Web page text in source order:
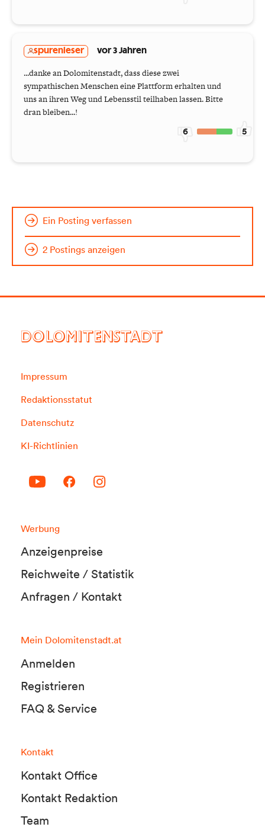
spurenleser vor 3 Jahren
...danke an Dolomitenstadt, dass diese zwei
sympathischen Menschen eine Plattform erhalten und
uns an ihren Weg und Lebensstil teilhaben lassen. Bitte
dran bleiben...!
6 5
Ein Posting verfassen
2 Postings anzeigen
DOLOMITENSTADT
Impressum
Redaktionsstatut
Datenschutz
KI-Richtlinien
Werbung
Anzeigenpreise
Reichweite / Statistik
Anfragen / Kontakt
Mein Dolomitenstadt.at
Anmelden
Registrieren
FAQ & Service
Kontakt
Kontakt Office
Kontakt Redaktion
Team